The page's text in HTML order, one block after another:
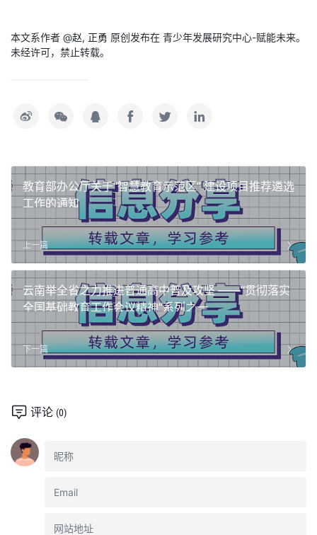
本文系作者 @赵, 正勇 原创发布在 青少年发展研究中心-赋能未来。
未经许可，禁止转载。
教育部办公厅关于“智慧教育示范区” 建设项目推荐遴选
工作的通知
上一篇
云南举全省之力推进普通高中普及攻坚 ——“贯彻落实
全国基础教育工作会议精神”系列之一
下一篇
评论 (0)